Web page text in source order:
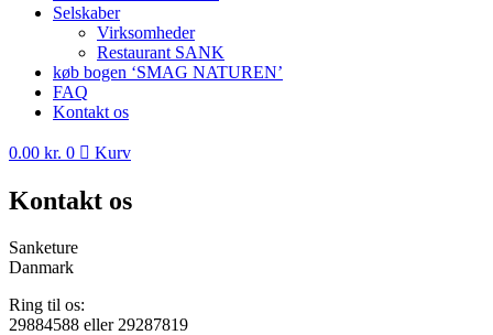
Selskaber
Virksomheder
Restaurant SANK
køb bogen ‘SMAG NATUREN’
FAQ
Kontakt os
0.00 kr. 0 Kurv
Kontakt os
Sanketure
Danmark
Ring til os:
29884588 eller 29287819